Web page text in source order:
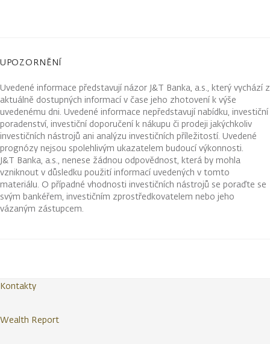
UPOZORNĚNÍ
Uvedené informace představují názor J&T Banka, a.s., který vychází z
aktuálně dostupných informací v čase jeho zhotovení k výše
uvedenému dni. Uvedené informace nepředstavují nabídku, investiční
poradenství, investiční doporučení k nákupu či prodeji jakýchkoliv
investičních nástrojů ani analýzu investičních příležitostí. Uvedené
prognózy nejsou spolehlivým ukazatelem budoucí výkonnosti.
J&T Banka, a.s., nenese žádnou odpovědnost, která by mohla
vzniknout v důsledku použití informací uvedených v tomto
materiálu. O případné vhodnosti investičních nástrojů se poraďte se
svým bankéřem, investičním zprostředkovatelem nebo jeho
vázaným zástupcem.
Kontakty
Wealth Report